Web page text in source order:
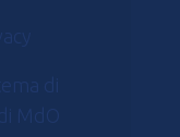
di
MdO